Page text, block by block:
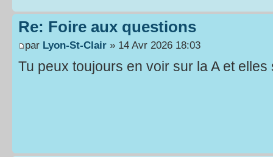
Re: Foire aux questions
par Lyon-St-Clair » 14 Avr 2026 18:03
Tu peux toujours en voir sur la A et